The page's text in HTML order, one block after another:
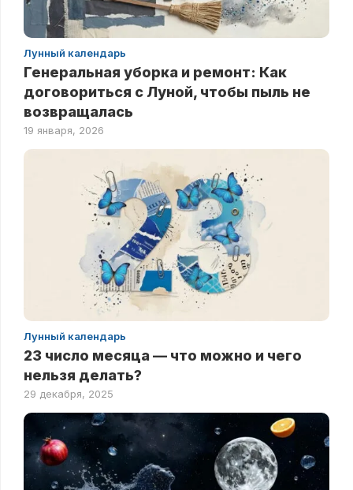
Лунный календарь
Генеральная уборка и ремонт: Как
договориться с Луной, чтобы пыль не
возвращалась
19 января, 2026
Лунный календарь
23 число месяца — что можно и чего
нельзя делать?
29 декабря, 2025